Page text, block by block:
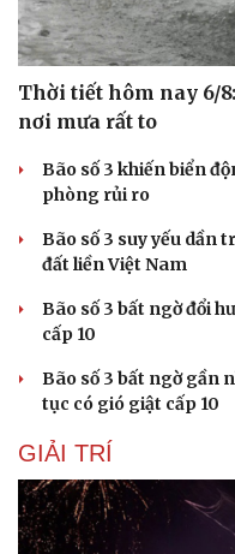
Thời tiết hôm nay 6/
nơi mưa rất to
Bão số 3 khiến biển
phòng rủi ro
Bão số 3 suy yếu dần
đất liền Việt Nam
Bão số 3 bất ngờ đổi
cấp 10
Bão số 3 bất ngờ gần
tục có gió giật cấp 10
GIẢI TRÍ